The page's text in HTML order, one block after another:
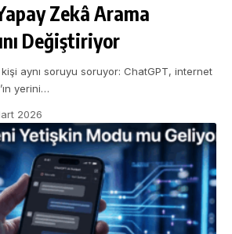
Zekâ Arama
Değiştiriyor
aynı soruyu soruyor: ChatGPT, internet
yerini…
2026